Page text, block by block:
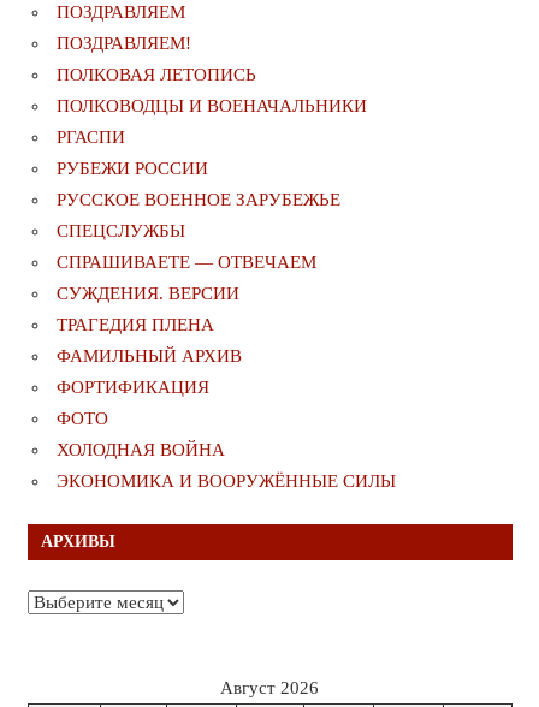
ПОЗДРАВЛЯЕМ
ПОЗДРАВЛЯЕМ!
ПОЛКОВАЯ ЛЕТОПИСЬ
ПОЛКОВОДЦЫ И ВОЕНАЧАЛЬНИКИ
РГАСПИ
РУБЕЖИ РОССИИ
РУССКОЕ ВОЕННОЕ ЗАРУБЕЖЬЕ
СПЕЦСЛУЖБЫ
СПРАШИВАЕТЕ — ОТВЕЧАЕМ
СУЖДЕНИЯ. ВЕРСИИ
ТРАГЕДИЯ ПЛЕНА
ФАМИЛЬНЫЙ АРХИВ
ФОРТИФИКАЦИЯ
ФОТО
ХОЛОДНАЯ ВОЙНА
ЭКОНОМИКА И ВООРУЖЁННЫЕ СИЛЫ
АРХИВЫ
Архивы
Август 2026